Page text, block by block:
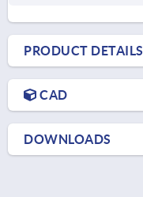
PRODUCT DETAILS
CAD
DOWNLOADS